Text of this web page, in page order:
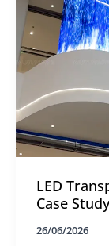
LED
Case
26/06/2026